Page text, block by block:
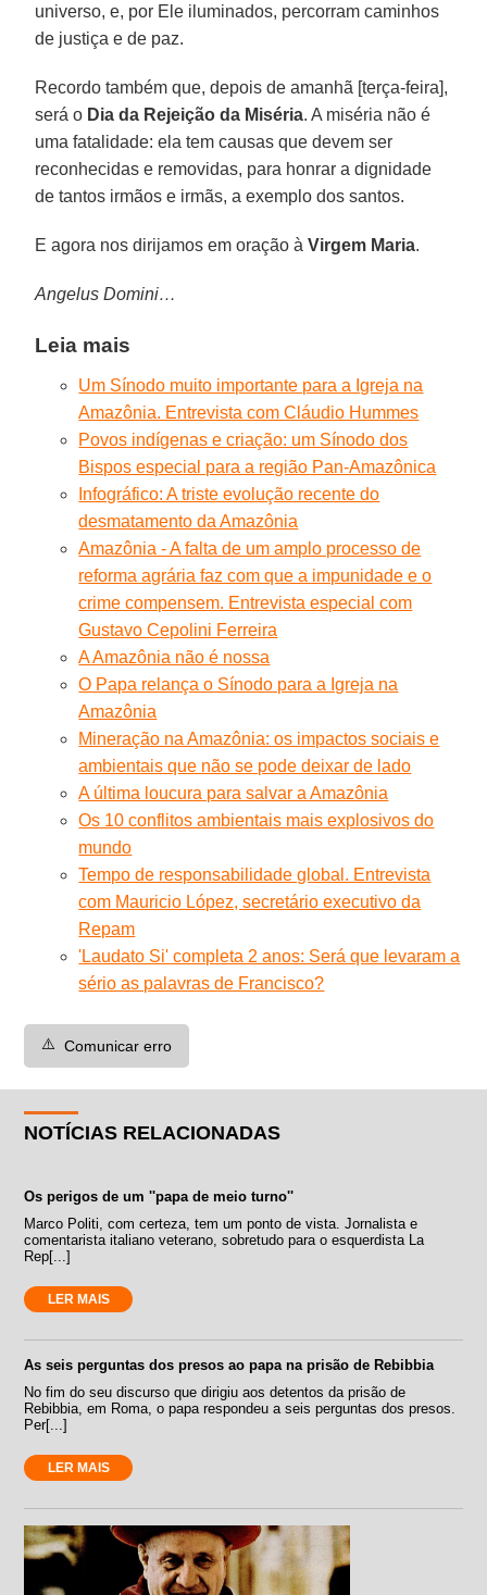
universo, e, por Ele iluminados, percorram caminhos
de justiça e de paz.
Recordo também que, depois de amanhã [terça-feira],
será o Dia da Rejeição da Miséria. A miséria não é
uma fatalidade: ela tem causas que devem ser
reconhecidas e removidas, para honrar a dignidade
de tantos irmãos e irmãs, a exemplo dos santos.
E agora nos dirijamos em oração àVirgem Maria.
Angelus Domini…
Leia mais
Um Sínodo muito importante para a Igreja na
Amazônia. Entrevista com Cláudio Hummes
Povos indígenas e criação: um Sínodo dos
Bispos especial para a região Pan-Amazônica
Infográfico: A triste evolução recente do
desmatamento da Amazônia
Amazônia - A falta de um amplo processo de
reforma agrária faz com que a impunidade e o
crime compensem. Entrevista especial com
Gustavo Cepolini Ferreira
A Amazônia não é nossa
O Papa relança o Sínodo para a Igreja na
Amazônia
Mineração na Amazônia: os impactos sociais e
ambientais que não se pode deixar de lado
A última loucura para salvar a Amazônia
Os 10 conflitos ambientais mais explosivos do
mundo
Tempo de responsabilidade global. Entrevista
com Mauricio López, secretário executivo da
Repam
'Laudato Si' completa 2 anos: Será que levaram a
sério as palavras de Francisco?
⚠️ Comunicar erro
NOTÍCIAS RELACIONADAS
Os perigos de um ''papa de meio turno''
Marco Politi, com certeza, tem um ponto de vista. Jornalista e
comentarista italiano veterano, sobretudo para o esquerdista La
Rep[...]
LER MAIS
As seis perguntas dos presos ao papa na prisão de Rebibbia
No fim do seu discurso que dirigiu aos detentos da prisão de
Rebibbia, em Roma, o papa respondeu a seis perguntas dos presos.
Per[...]
LER MAIS